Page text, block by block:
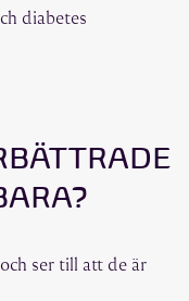
diabetes
ser till att de är